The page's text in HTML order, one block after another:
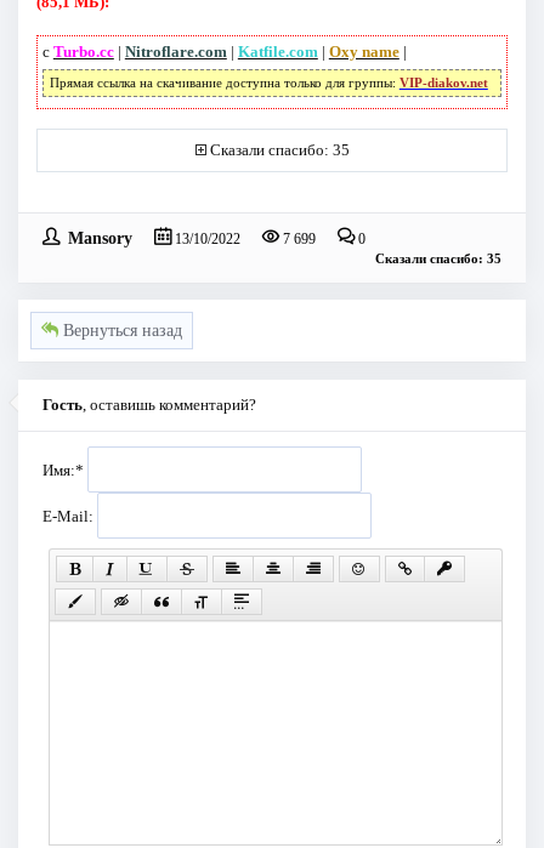
с Turbo.cc| Nitroflare.com| Katfile.com| Oxy name|
Прямая ссылка на скачивание доступна только для группы: VIP-diakov.net
Сказали спасибо: 35
Mansory 13/10/2022 7 699 0
Сказали спасибо: 35
Вернуться назад
Гость, оставишь комментарий?
Имя:*
E-Mail: